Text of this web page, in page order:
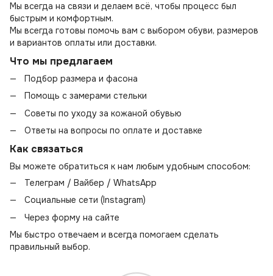
Мы всегда на связи и делаем всё, чтобы процесс был
быстрым и комфортным.
Мы всегда готовы помочь вам с выбором обуви, размеров
и вариантов оплаты или доставки.
Что мы предлагаем
Подбор размера и фасона
Помощь с замерами стельки
Советы по уходу за кожаной обувью
Ответы на вопросы по оплате и доставке
Как связаться
Вы можете обратиться к нам любым удобным способом:
Телеграм / Вайбер / WhatsApp
Социальные сети (Instagram)
Через форму на сайте
Мы быстро отвечаем и всегда помогаем сделать
правильный выбор.